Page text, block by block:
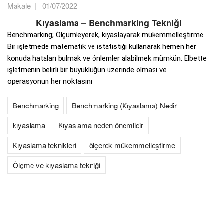
Makale | 01/07/2022
Kıyaslama – Benchmarking Tekniği
Benchmarking; Ölçümleyerek, kıyaslayarak mükemmelleştirme
Bir işletmede matematik ve istatistiği kullanarak hemen her
konuda hataları bulmak ve önlemler alabilmek mümkün. Elbette
işletmenin belirli bir büyüklüğün üzerinde olması ve
operasyonun her noktasını
Benchmarking
Benchmarking (Kıyaslama) Nedir
kıyaslama
Kıyaslama neden önemlidir
Kıyaslama teknikleri
ölçerek mükemmelleştirme
Ölçme ve kıyaslama tekniği